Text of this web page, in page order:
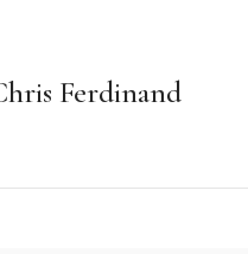
Ferdinand